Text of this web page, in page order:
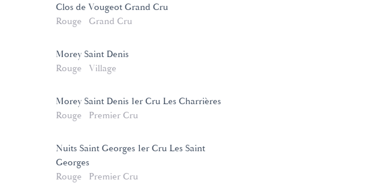
Clos de Vougeot Grand Cru
Rouge
Grand Cru
Morey Saint Denis
Rouge
Village
Morey Saint Denis 1er Cru Les Charrières
Rouge
Premier Cru
Nuits Saint Georges 1er Cru Les Saint
Georges
Rouge
Premier Cru